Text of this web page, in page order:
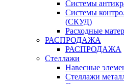
Системы
Системы
(СКУД)
Расходные
РАСПРОДАЖА
РАСПРОДАЖА
Стеллажи
Навесные
Стеллажи